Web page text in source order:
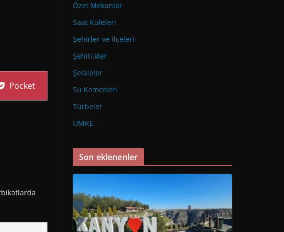
Share
Pocket
Özel Mekanlar
Saat Kuleleri
Şehirler ve İlçeleri
Şehitlikler
Şelaleler
Su Kemerleri
Türbeler
UMRE
Son eklenenler